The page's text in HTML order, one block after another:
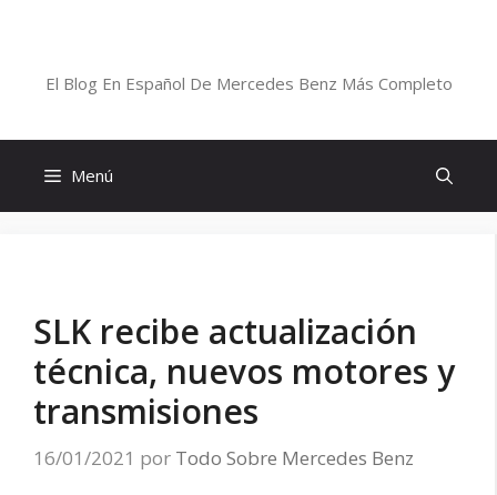
El Blog En Español De Mercedes Benz Más Completo
Menú
SLK recibe actualización
técnica, nuevos motores y
transmisiones
16/01/2021 por Todo Sobre Mercedes Benz